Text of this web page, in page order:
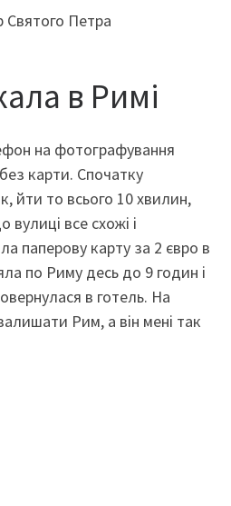
в Римі
на фотографування
карти. Спочатку
йти то всього 10 хвилин,
вулиці все схожі і
паперову карту за 2 євро в
по Риму десь до 9 годин і
в готель. На
Рим, а він мені так